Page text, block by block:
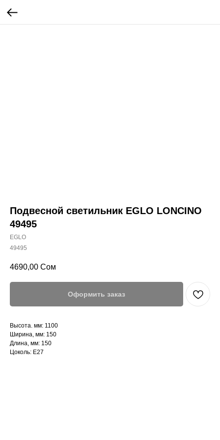
Подвесной светильник EGLO LONCINO
49495
EGLO
49495
4690,00 Сом
Оформить заказ
Высота. мм: 1100
Ширина, мм: 150
Длина, мм: 150
Цоколь: E27